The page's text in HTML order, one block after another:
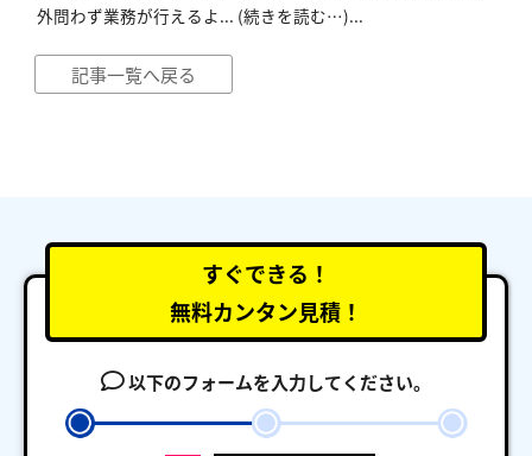
外問わず業務が行えるよ... (続きを読む…)...
記事一覧へ戻る
すぐできる！
無料カンタン見積！
以下のフォームを入力してください。